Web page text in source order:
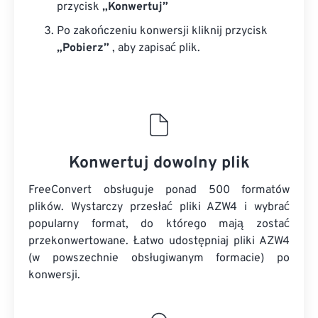
przycisk „Konwertuj”
Po zakończeniu konwersji kliknij przycisk
„Pobierz” , aby zapisać plik.
Konwertuj dowolny plik
FreeConvert obsługuje ponad 500 formatów
plików. Wystarczy przesłać pliki AZW4 i wybrać
popularny format, do którego mają zostać
przekonwertowane. Łatwo udostępniaj pliki AZW4
(w powszechnie obsługiwanym formacie) po
konwersji.